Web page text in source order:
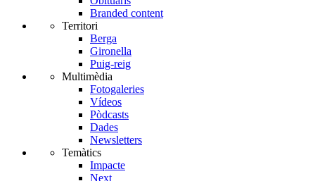
Branded content
Territori
Berga
Gironella
Puig-reig
Multimèdia
Fotogaleries
Vídeos
Pòdcasts
Dades
Newsletters
Temàtics
Impacte
Next